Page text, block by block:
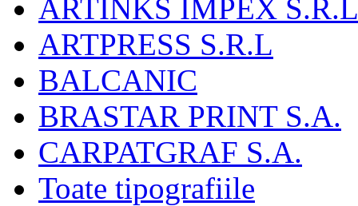
ARTINKS IMPEX
ARTPRESS S.R.L
BALCANIC
BRASTAR PRINT S.A.
CARPATGRAF S.A.
Toate tipografiile